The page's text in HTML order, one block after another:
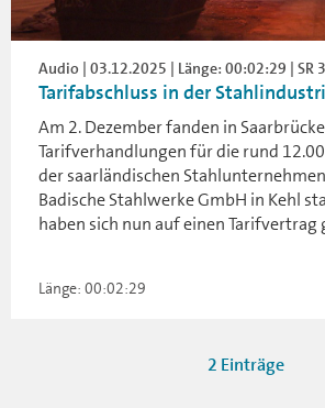
Audio | 03.12.2025 | Länge: 00:02:29 | SR
Tarifabschluss in der
Am 2. Dezember fanden in
Tarifverhandlungen für die rund
der saarländischen
Badische Stahlwerke GmbH in Kehl
haben sich nun auf einen Tarifvertrag
Länge: 00:02:29
2 Einträge